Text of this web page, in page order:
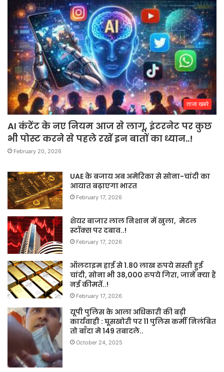
ताजा खबरे
AI कंटेंट के नए नियम आज से लागू, इंटरनेट पर कुछ
भी पोस्ट करने से पहले रखें इन बातों का ध्यान..!
February 20, 2026
UAE के बजाय अब अमेरिका से सोना-चांदी का
आयात बढ़ाएगा भारत
February 17, 2026
शेयर बाजार लाल निशान में खुला, मेटल
स्टॉक्स पर दबाव..!
February 17, 2026
ऑलटाइम हाई से 1.80 लाख रुपये सस्ती हुई
चांदी, सोना भी 38,000 रुपये गिरा, जानें क्या हैं
नई कीमतें..!
February 17, 2026
यूपी पुलिस के आला अधिकारी की बड़ी
कार्यवाही : घूसखोरी पर 11 पुलिस कर्मी निलंबित
तो बाँदा मे 149 तबादले..
October 24, 2025